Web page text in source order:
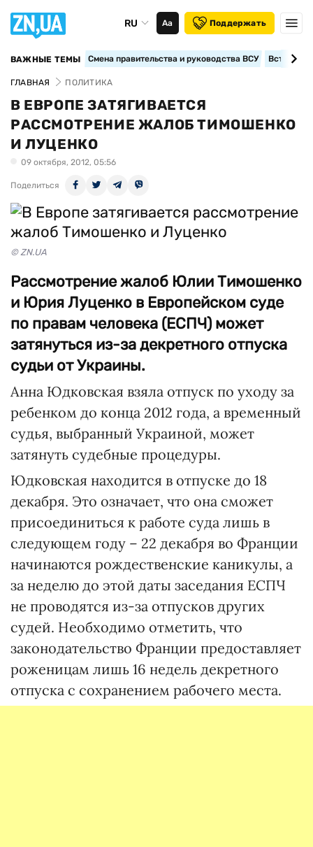
RU Аа Поддержать
ВАЖНЫЕ ТЕМЫ Смена правительства и руководства ВСУ
ГЛАВНАЯ ПОЛИТИКА
В ЕВРОПЕ ЗАТЯГИВАЕТСЯ
РАССМОТРЕНИЕ ЖАЛОБ ТИМОШЕНКО
И ЛУЦЕНКО
09 октября, 2012, 05:56
Поделиться
© ZN.UA
Рассмотрение жалоб Юлии Тимошенко
и Юрия Луценко в Европейском суде
по правам человека (ЕСПЧ) может
затянуться из-за декретного отпуска
судьи от Украины.
Анна Юдковская взяла отпуск по уходу за
ребенком до конца 2012 года, а временный
судья, выбранный Украиной, может
затянуть судебные процедуры.
Юдковская находится в отпуске до 18
декабря. Это означает, что она сможет
присоединиться к работе суда лишь в
следующем году – 22 декабря во Франции
начинаются рождественские каникулы, а
за неделю до этой даты заседания ЕСПЧ
не проводятся из-за отпусков других
судей. Необходимо отметить, что
законодательство Франции предоставляет
роженицам лишь 16 недель декретного
отпуска с сохранением рабочего места.